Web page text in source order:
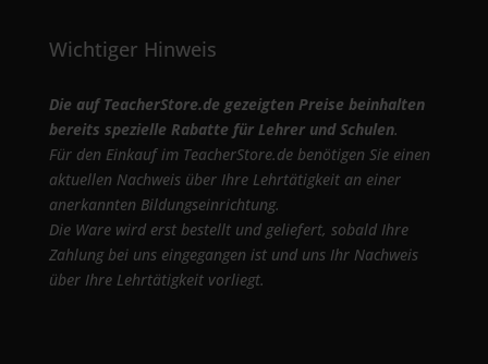
Wichtiger Hinweis
Die auf TeacherStore.de gezeigten Preise beinhalten
bereits spezielle Rabatte für Lehrer und Schulen.
Für den Einkauf im TeacherStore.de benötigen Sie einen
aktuellen Nachweis über Ihre Lehrtätigkeit an einer
anerkannten Bildungseinrichtung.
Die Ware wird erst bestellt und geliefert, sobald Ihre
Zahlung bei uns eingegangen ist und uns Ihr Nachweis
über Ihre Lehrtätigkeit vorliegt.